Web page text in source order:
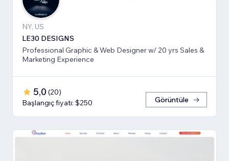
NY, US
LE30 DESIGNS
Professional Graphic & Web Designer w/ 20 yrs Sales &
Marketing Experience
5,0 (20)
Başlangıç fiyatı: $250
Görüntüle